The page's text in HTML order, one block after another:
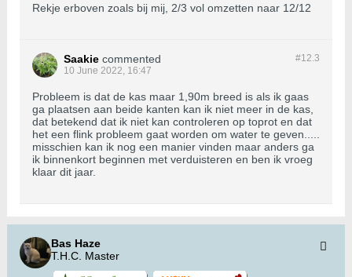
Rekje erboven zoals bij mij, 2/3 vol omzetten naar 12/12
#12.3
Saakie commented
10 June 2022, 16:47
Probleem is dat de kas maar 1,90m breed is als ik gaas
ga plaatsen aan beide kanten kan ik niet meer in de kas,
dat betekend dat ik niet kan controleren op toprot en dat
het een flink probleem gaat worden om water te geven.....
misschien kan ik nog een manier vinden maar anders ga
ik binnenkort beginnen met verduisteren en ben ik vroeg
klaar dit jaar.
Bas Haze
T.H.C. Master